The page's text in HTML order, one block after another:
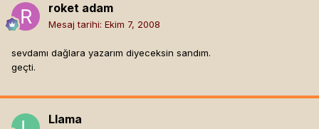
roket adam
Mesaj tarihi: Ekim 7, 2008
sevdamı dağlara yazarım diyeceksin sandım.
geçti.
Llama